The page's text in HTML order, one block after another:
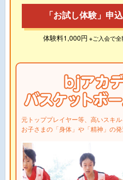
「お試し体験」申
体験料1,000円 ※ご入会で
元トッププレイヤー等、高いスキル
お子さまの「身体」や「精神」の発